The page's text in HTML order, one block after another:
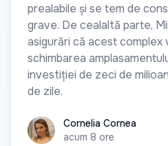
prealabile și se tem de
grave. De cealaltă parte,
asigurări că acest complex
schimbarea
investiției de zeci de
de zile.
Cornelia Cornea
Cornelia Cornea
acum 8 ore